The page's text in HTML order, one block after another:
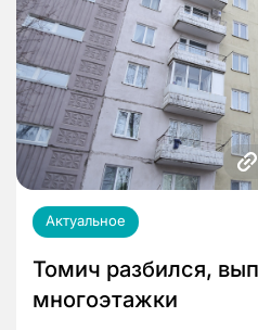
Актуальное
Томич разбился,
многоэтажки